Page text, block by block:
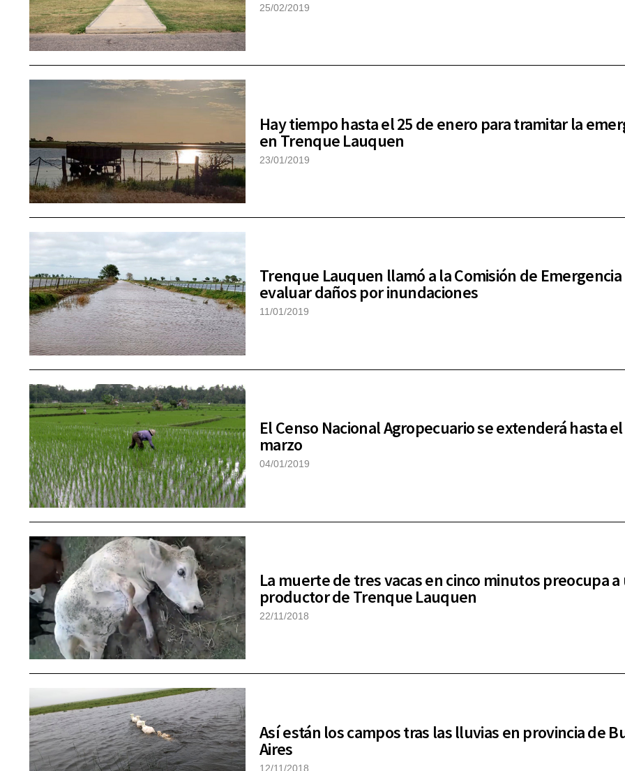
25/02/2019
Hay tiempo hasta el 25 de enero para tramitar la
en Trenque Lauquen
23/01/2019
Trenque Lauquen llamó a la Comisión de Emergencia
evaluar daños por inundaciones
11/01/2019
El Censo Nacional Agropecuario se extenderá hasta
marzo
04/01/2019
La muerte de tres vacas en cinco minutos preocupa a
productor de Trenque Lauquen
22/11/2018
Así están los campos tras las lluvias en provincia de
Aires
12/11/2018